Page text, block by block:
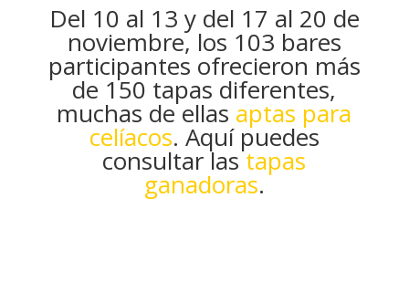
Del 10 al 13 y del 17 al 20 de
noviembre, los 103 bares
participantes ofrecieron más
de 150 tapas diferentes,
muchas de ellas aptas para
celíacos. Aquí puedes
consultar las tapas
ganadoras.